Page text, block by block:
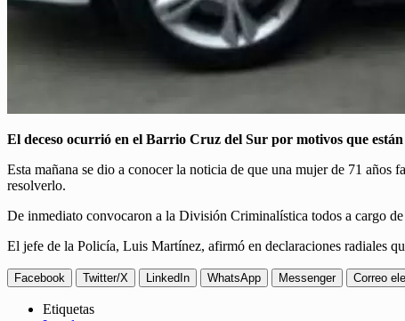
El deceso ocurrió en el Barrio Cruz del Sur por motivos que están
Esta mañana se dio a conocer la noticia de que una mujer de 71
resolverlo.
De inmediato convocaron a la División Criminalística todos a cargo
El jefe de la Policía, Luis Martínez, afirmó en declaraciones radiales
Facebook Twitter/X LinkedIn WhatsApp Messenger Correo
Etiquetas